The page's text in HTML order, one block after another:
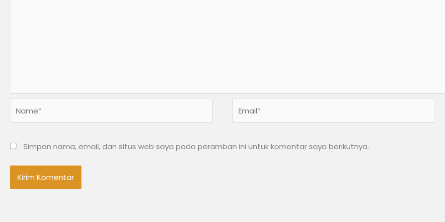
Simpan nama, email, dan situs web saya pada peramban ini untuk komentar saya berikutnya.